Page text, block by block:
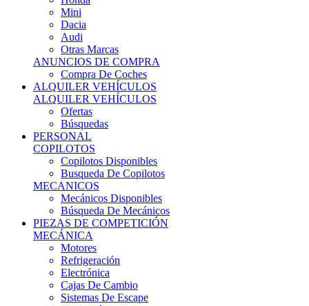
Mini
Dacia
Audi
Otras Marcas
ANUNCIOS DE COMPRA
Compra De Coches
ALQUILER VEHÍCULOS
ALQUILER VEHÍCULOS
Ofertas
Búsquedas
PERSONAL
COPILOTOS
Copilotos Disponibles
Busqueda De Copilotos
MECANICOS
Mecánicos Disponibles
Búsqueda De Mecánicos
PIEZAS DE COMPETICIÓN
MECÁNICA
Motores
Refrigeración
Electrónica
Cajas De Cambio
Sistemas De Escape